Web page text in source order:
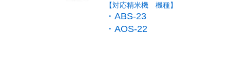
【対応精米機 機種】
・ABS-23
・AOS-22